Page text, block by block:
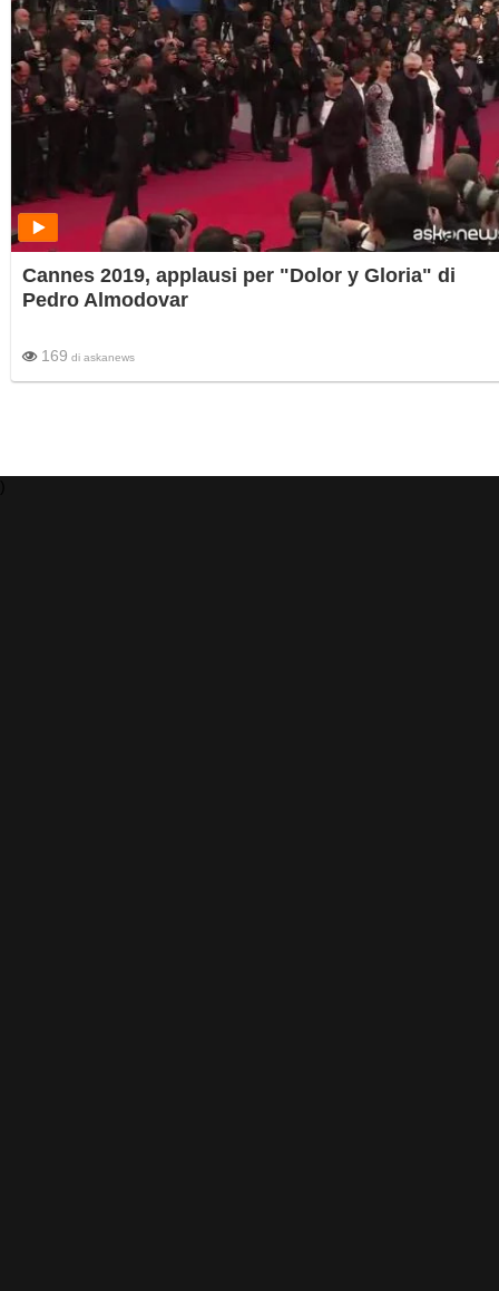
Cannes 2019, applausi per "Dolor y Gloria" di
Pedro Almodovar
169 di askanews